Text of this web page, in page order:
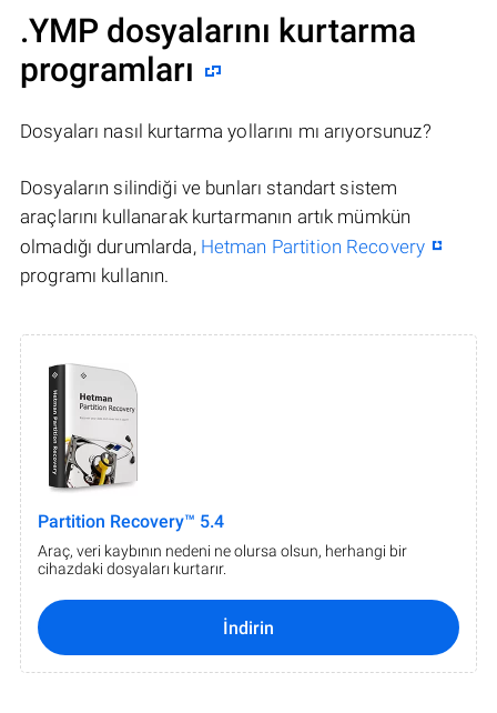
.YMP dosyalarını kurtarma
programları
Dosyaları nasıl kurtarma yollarını mı arıyorsunuz?
Dosyaların silindiği ve bunları standart sistem
araçlarını kullanarak kurtarmanın artık mümkün
olmadığı durumlarda, Hetman Partition Recovery
programı kullanın.
Partition Recovery™ 5.4
Araç, veri kaybının nedeni ne olursa olsun, herhangi bir
cihazdaki dosyaları kurtarır.
İndirin